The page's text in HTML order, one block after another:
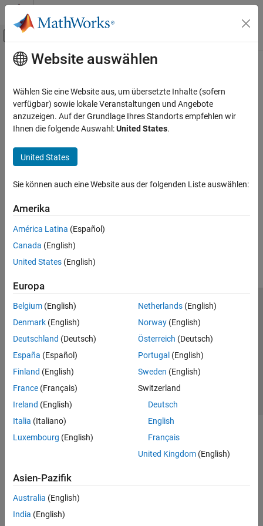
Weiter zum Inhalt
Umschaltung für Off-Canvas-
Startseite der Dokumentation
Hauptinhalt
How useful was this information?
Website auswählen
Wählen Sie eine Website aus, um übersetzte Inhalte (sofern
verfügbar) sowie lokale Veranstaltungen und Angebote
anzuzeigen. Auf der Grundlage Ihres Standorts empfehlen wir
Ihnen die folgende Auswahl:United States.
United States
Sie können auch eine Website aus der folgenden Liste auswählen:
Amerika
América Latina (Español)
Canada (English)
United States (English)
Europa
Belgium (English)
Denmark (English)
Deutschland (Deutsch)
España (Español)
Finland (English)
France (Français)
Ireland (English)
Italia (Italiano)
Luxembourg (English)
Netherlands(English)
Norway(English)
Österreich (Deutsch)
Portugal (English)
Sweden (English)
Switzerland
Deutsch
English
Français
United Kingdom(English)
Asien-Pazifik
Australia (English)
India (English)
Trust Center
Datenschutz-Richtlinien
Datendiebstahl verhindern
Status von Anwendungen
© 1994-2026 The MathWorks, Inc.
Website auswählen
Deutschland